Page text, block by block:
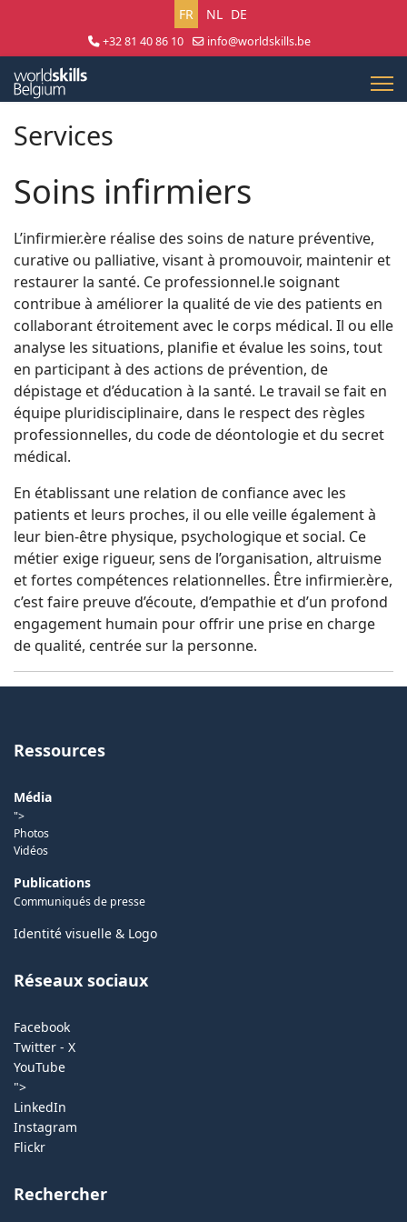
Sélectionnez votre langue
FR NL DE
+32 81 40 86 10
info@worldskills.be
Services
Soins infirmiers
L’infirmier.ère réalise des soins de nature préventive,
curative ou palliative, visant à promouvoir, maintenir et
restaurer la santé. Ce professionnel.le soignant
contribue à améliorer la qualité de vie des patients en
collaborant étroitement avec le corps médical. Il ou elle
analyse les situations, planifie et évalue les soins, tout
en participant à des actions de prévention, de
dépistage et d’éducation à la santé. Le travail se fait en
équipe pluridisciplinaire, dans le respect des règles
professionnelles, du code de déontologie et du secret
médical.
En établissant une relation de confiance avec les
patients et leurs proches, il ou elle veille également à
leur bien-être physique, psychologique et social. Ce
métier exige rigueur, sens de l’organisation, altruisme
et fortes compétences relationnelles. Être infirmier.ère,
c’est faire preuve d’écoute, d’empathie et d’un profond
engagement humain pour offrir une prise en charge
de qualité, centrée sur la personne.
Ressources
Média
">
Photos
Vidéos
Publications
Communiqués de presse
Identité visuelle & Logo
Réseaux sociaux
Facebook
Twitter - X
YouTube
">
LinkedIn
Instagram
Flickr
Rechercher